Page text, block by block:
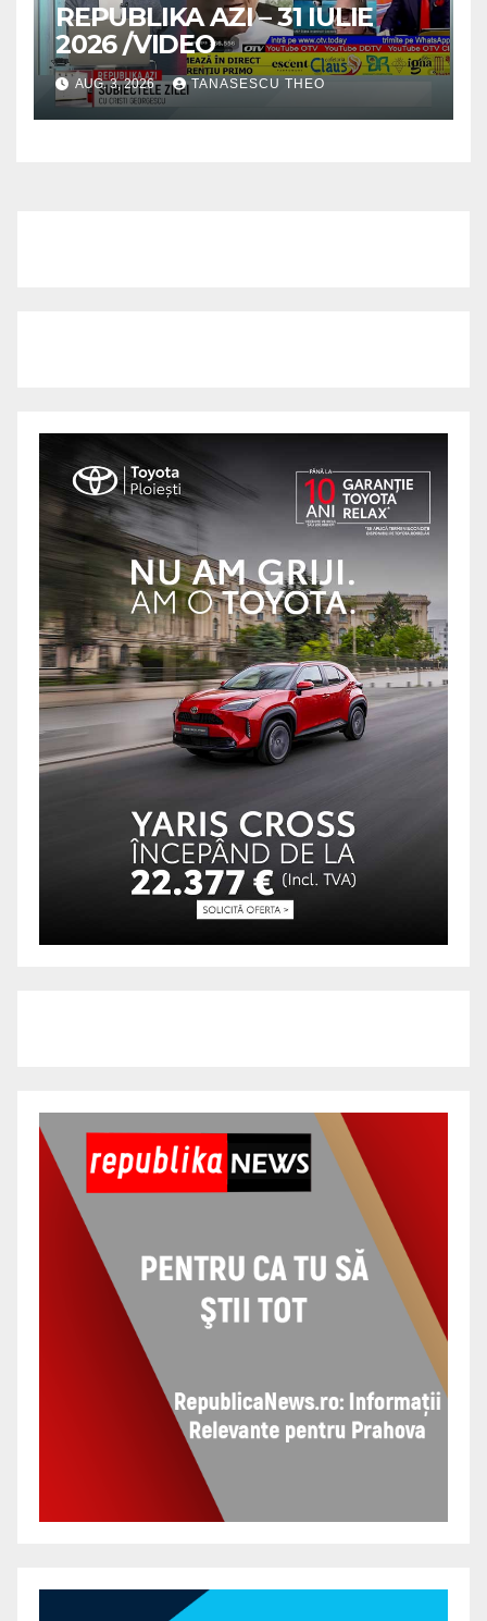
REPUBLIKA AZI – 31 IULIE
2026 /VIDEO
AUG. 3, 2026 TANASESCU THEO